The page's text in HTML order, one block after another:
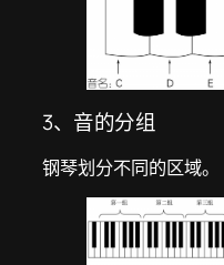
3、音的分组
钢琴划分不同的区域。